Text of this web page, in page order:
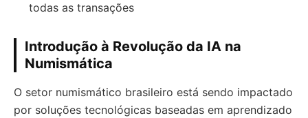
todas as transações
Introdução à Revolução da IA na
Numismática
O setor numismático brasileiro está sendo impactado
por soluções tecnológicas baseadas em aprendizado